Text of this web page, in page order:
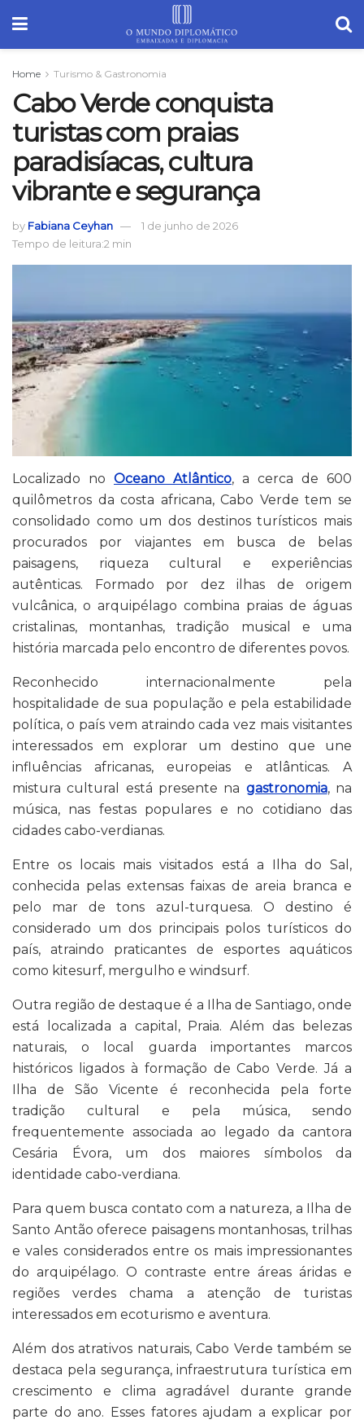
Home Turismo & Gastronomia
Cabo Verde conquista
turistas com praias
paradisíacas, cultura
vibrante e segurança
by Fabiana Ceyhan
1 de junho de 2026
Tempo de leitura:2 min
Localizado no Oceano Atlântico, a cerca de 600
quilômetros da costa africana, Cabo Verde tem se
consolidado como um dos destinos turísticos mais
procurados por viajantes em busca de belas
paisagens, riqueza cultural e experiências
autênticas. Formado por dez ilhas de origem
vulcânica, o arquipélago combina praias de águas
cristalinas, montanhas, tradição musical e uma
história marcada pelo encontro de diferentes povos.
Reconhecido internacionalmente pela
hospitalidade de sua população e pela estabilidade
política, o país vem atraindo cada vez mais visitantes
interessados em explorar um destino que une
influências africanas, europeias e atlânticas. A
mistura cultural está presente na gastronomia, na
música, nas festas populares e no cotidiano das
cidades cabo-verdianas.
Entre os locais mais visitados está a Ilha do Sal,
conhecida pelas extensas faixas de areia branca e
pelo mar de tons azul-turquesa. O destino é
considerado um dos principais polos turísticos do
país, atraindo praticantes de esportes aquáticos
como kitesurf, mergulho e windsurf.
Outra região de destaque é a Ilha de Santiago, onde
está localizada a capital, Praia. Além das belezas
naturais, o local guarda importantes marcos
históricos ligados à formação de Cabo Verde. Já a
Ilha de São Vicente é reconhecida pela forte
tradição cultural e pela música, sendo
frequentemente associada ao legado da cantora
Cesária Évora, um dos maiores símbolos da
identidade cabo-verdiana.
Para quem busca contato com a natureza, a Ilha de
Santo Antão oferece paisagens montanhosas, trilhas
e vales considerados entre os mais impressionantes
do arquipélago. O contraste entre áreas áridas e
regiões verdes chama a atenção de turistas
interessados em ecoturismo e aventura.
Além dos atrativos naturais, Cabo Verde também se
destaca pela segurança, infraestrutura turística em
crescimento e clima agradável durante grande
parte do ano. Esses fatores ajudam a explicar por